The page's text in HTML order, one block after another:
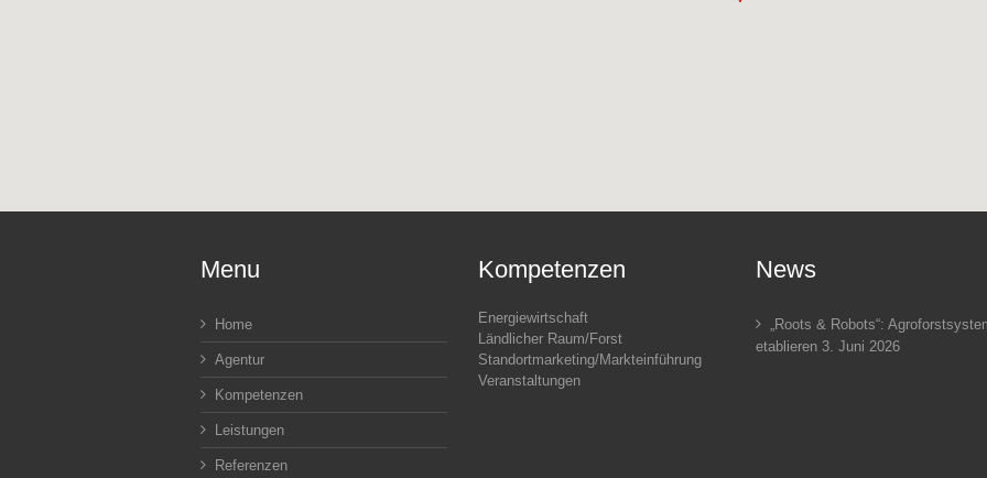
Menu
Home
Agentur
Kompetenzen
Leistungen
Referenzen
Kompetenzen
Energiewirtschaft
Ländlicher Raum/Forst
Standortmarketing/Markteinführung
Veranstaltungen
News
„Roots & Robots“:
etablieren 3. Juni 2026